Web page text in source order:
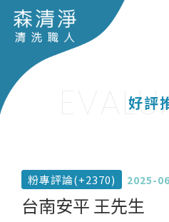
好評
粉專評論(+2370) 2025-
台南安平 王先生